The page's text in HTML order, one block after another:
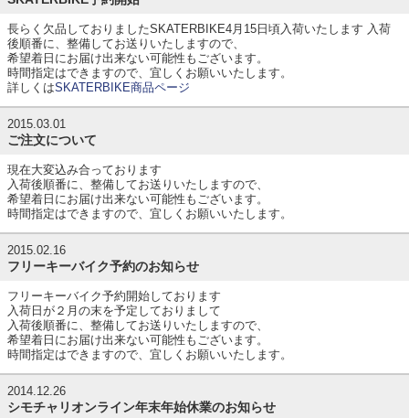
長らく欠品しておりましたSKATERBIKE4月15日頃入荷いたします 入荷
後順番に、整備してお送りいたしますので、
希望着日にお届け出来ない可能性もございます。
時間指定はできますので、宜しくお願いいたします。
詳しくはSKATERBIKE商品ページ
2015.03.01
ご注文について
現在大変込み合っております
入荷後順番に、整備してお送りいたしますので、
希望着日にお届け出来ない可能性もございます。
時間指定はできますので、宜しくお願いいたします。
2015.02.16
フリーキーバイク予約のお知らせ
フリーキーバイク予約開始しております
入荷日が２月の末を予定しておりまして
入荷後順番に、整備してお送りいたしますので、
希望着日にお届け出来ない可能性もございます。
時間指定はできますので、宜しくお願いいたします。
2014.12.26
シモチャリオンライン年末年始休業のお知らせ